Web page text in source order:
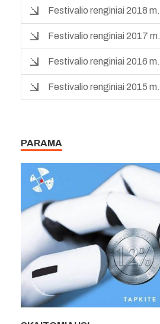
Festivalio renginiai 2018 m.
Festivalio renginiai 2017 m.
Festivalio renginiai 2016 m.
Festivalio renginiai 2015 m.
PARAMA